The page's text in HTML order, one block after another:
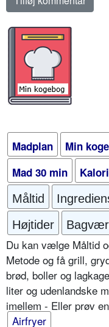
Madplan Min
Mad 30 min
Måltid
Højtider
Du kan vælge Måltid
Metode og få grill,
brød, boller og
liter og udenlandske
imellem - Eller prøv
Airfryer